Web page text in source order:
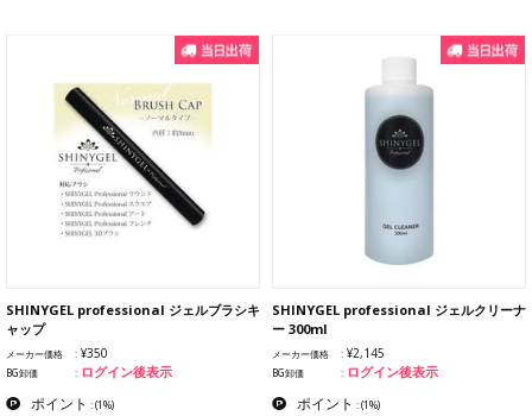
SHINYGEL professional ジェルブラシキ
ャップ
メーカー価格 ¥350
BG卸価 ログイン後表示
ポイント :(1%)
SHINYGEL professional ジェルクリーナ
ー 300ml
メーカー価格 ¥2,145
BG卸価 ログイン後表示
ポイント :(1%)